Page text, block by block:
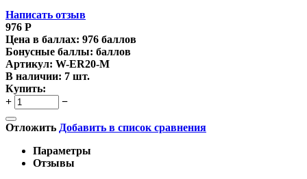
Написать отзыв
976 Р
Цена в баллах: 976 баллов
Бонусные баллы: баллов
Артикул: W-ER20-M
В наличии: 7 шт.
Купить:
+
−
Отложить Добавить в список сравнения
Параметры
Отзывы